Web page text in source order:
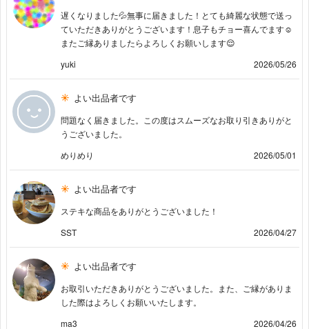
遅くなりました💦無事に届きました！とても綺麗な状態で送っ
ていただきありがとうございます！息子もチョー喜んでます☺️
またご縁ありましたらよろしくお願いします😌
yuki
2026/05/26
よい出品者です
問題なく届きました。この度はスムーズなお取り引きありがと
うございました。
めりめり
2026/05/01
よい出品者です
ステキな商品をありがとうございました！
SST
2026/04/27
よい出品者です
お取引いただきありがとうございました。また、ご縁がありま
した際はよろしくお願いいたします。
ma3
2026/04/26